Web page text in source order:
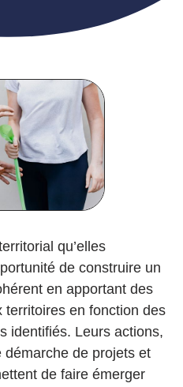
qu’elles
de construire un
en apportant des
territoires en fonction des
identifiés. Leurs actions,
démarche de projets et
de faire émerger